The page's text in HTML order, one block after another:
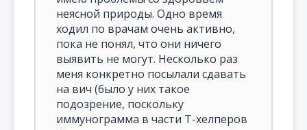
неясной природы. Одно время
ходил по врачам очень активно,
пока не понял, что они ничего
выявить не могут. Несколько раз
меня конкретно посылали сдавать
на вич (было у них такое
подозрение, поскольку
иммунограмма в части Т-хелперов